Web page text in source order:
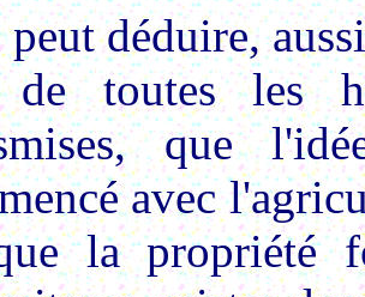
déduire,
de toutes les
que
avec
la propriété